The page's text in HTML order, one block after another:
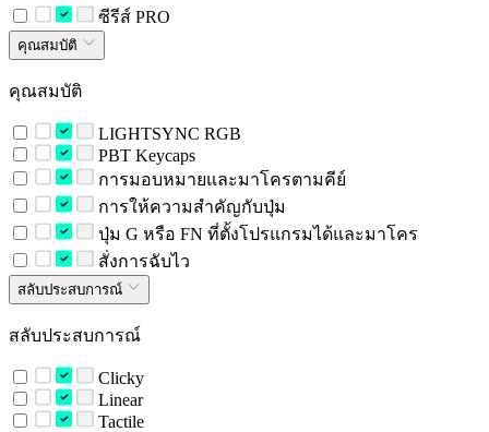
ซีรีส์ PRO
คุณสมบัติ
คุณสมบัติ
LIGHTSYNC RGB
PBT Keycaps
การมอบหมายและมาโครตามคีย์
การให้ความสำคัญกับปุ่ม
ปุ่ม G หรือ FN ที่ตั้งโปรแกรมได้และมาโคร
สั่งการฉับไว
สลับประสบการณ์
สลับประสบการณ์
Clicky
Linear
Tactile